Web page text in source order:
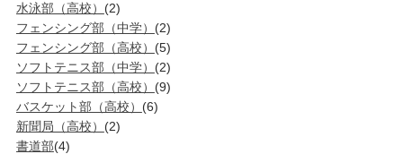
水泳部（高校） (2)
フェンシング部（中学） (2)
フェンシング部（高校） (5)
ソフトテニス部（中学） (2)
ソフトテニス部（高校） (9)
バスケット部（高校） (6)
新聞局（高校） (2)
書道部(4)